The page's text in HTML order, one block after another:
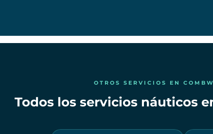
OTROS SERVICIOS EN
Todos los servicios náuticos